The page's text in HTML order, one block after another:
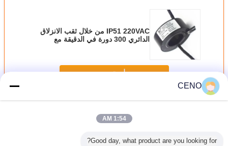
IP51 220VAC من خلال ثقب الانزلاق
الدائري 300 دورة في الدقيقة مع
استمر
أكثرمن خلال ثقب زلة الدائري
CENO
1:54 AM
Good day, what product are you looking for?